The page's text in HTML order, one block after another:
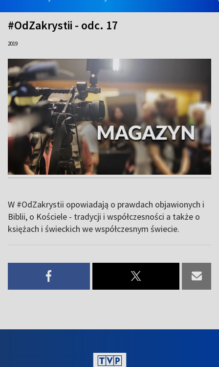
#OdZakrystii - odc. 17
2019
W #OdZakrystii opowiadają o prawdach objawionych i
Biblii, o Kościele - tradycji i współczesności a także o
księżach i świeckich we współczesnym świecie.